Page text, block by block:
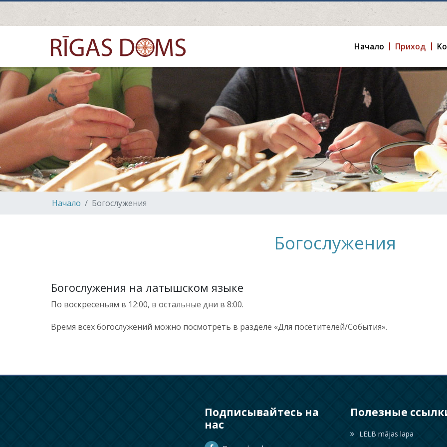
Hачало Приход
Hачало Богослужения
Богослужения
Богослужения на латышском языке
По воскресеньям в 12:00, в остальные дни в 8:00.
Время всех богослужений можно посмотреть в разделе «Для посетителей/События».
Подписывайтесь на
нас
Полезные
LELB mājas lapa